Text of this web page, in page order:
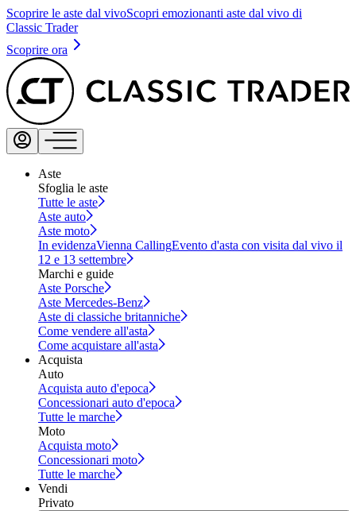
Scoprire le aste dal vivoScopri emozionanti aste dal vivo di
Classic Trader
Scoprire ora
Aste
Sfoglia le aste
Tutte le aste
Aste auto
Aste moto
In evidenzaVienna CallingEvento d'asta con visita dal vivo il
12 e 13 settembre
Marchi e guide
Aste Porsche
Aste Mercedes-Benz
Aste di classiche britanniche
Come vendere all'asta
Come acquistare all'asta
Acquista
Auto
Acquista auto d'epoca
Concessionari auto d'epoca
Tutte le marche
Moto
Acquista moto
Concessionari moto
Tutte le marche
Vendi
Privato